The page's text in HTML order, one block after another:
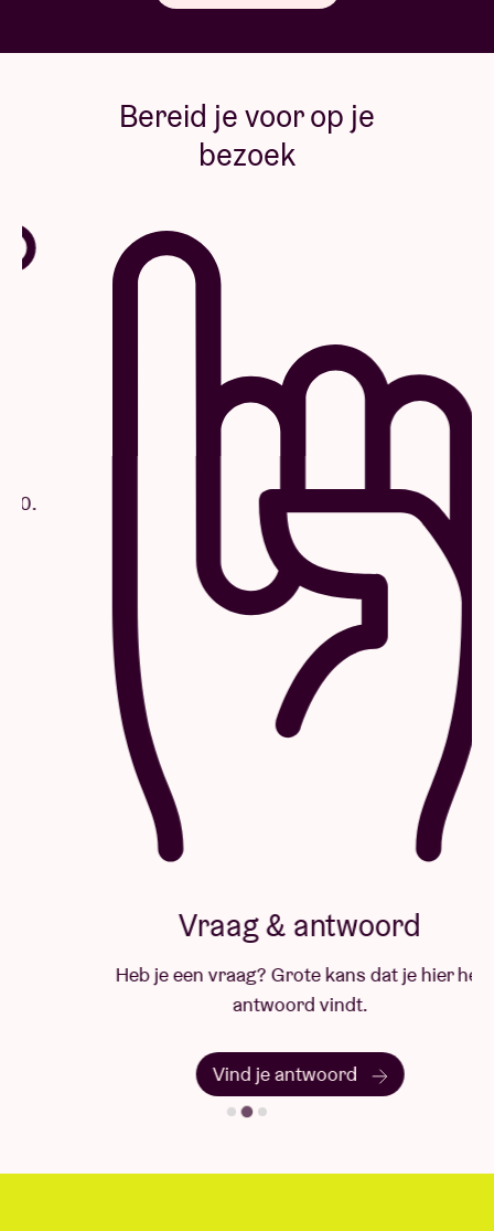
Bereid je voor op je
bezoek
Vraag & antwoord
Heb je een vraag? Grote kans dat je hier het
antwoord vindt.
Vind je antwoord